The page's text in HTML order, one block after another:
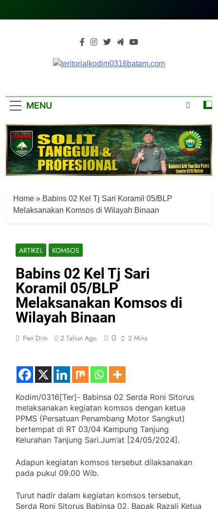
MENU
Home » Babins 02 Kel Tj Sari Koramil 05/BLP
Melaksanakan Komsos di Wilayah Binaan
ARTIKEL KOMSOS
Babins 02 Kel Tj Sari
Koramil 05/BLP
Melaksanakan Komsos di
Wilayah Binaan
Pen Dim 2 Tahun Ago 0 2 Mins
Kodim/0316[Ter]- Babinsa 02 Serda Roni Sitorus
melaksanakan kegiatan komsos dengan ketua
PPMS (Persatuan Penambang Motor Sangkut)
bertempat di RT 03/04 Kampung Tanjung
Kelurahan Tanjung Sari.Jum’at [24/05/2024].
Adapun kegiatan komsos tersebut dilaksanakan
pada pukul 09.00 Wib.
Turut hadir dalam kegiatan komsos tersebut,
Serda Roni Sitorus Babinsa 02, Bapak Razali Ketua